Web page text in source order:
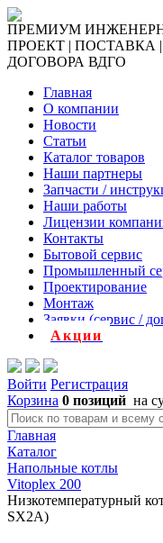
ПРЕМИУМ
ПРОЕКТ | ПОСТАВКА
ДОГОВОРА ВДГО
Главная
О компании
Новости
Статьи
Каталог товаров
Наши партнеры
Запчасти /
Наши работы
Лицензии
Контакты
Бытовой сервис
Промышленный
Проектирование
Монтаж
Заявки (сервис /
Акции
Войти Регистрация
Корзина 0 позиций на
Главная
Каталог
Напольные котлы
Vitoplex 200
Низкотемпературный
SX2A)